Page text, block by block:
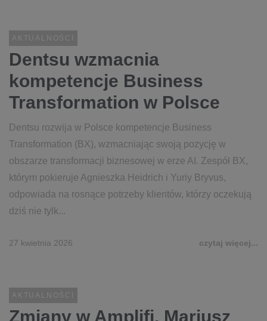
AKTUALNOŚCI
Dentsu wzmacnia
kompetencje Business
Transformation w Polsce
Dentsu rozwija w Polsce kompetencje Business
Transformation (BX), wzmacniając swoją pozycję w
obszarze transformacji biznesowej w erze AI. Zespół BX,
którym pokieruje Agnieszka Heidrich i Yuriy Bryvus,
odpowiada na rosnące potrzeby klientów, którzy oczekują
dziś nie tylk...
27 kwietnia 2026 czytaj więcej...
AKTUALNOŚCI
Zmiany w Amplifi. Mariusz